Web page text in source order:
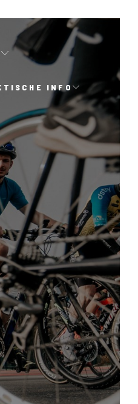
INFO